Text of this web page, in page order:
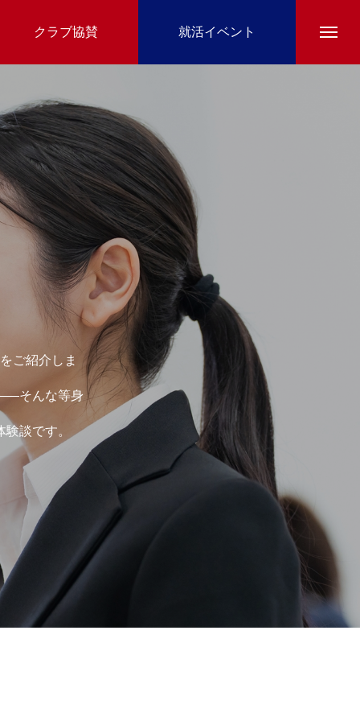
クラブ協賛 就活イベント
ご紹介しま
そんな等身
談です。